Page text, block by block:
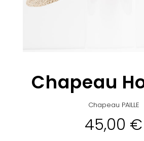
Chapeau
Chapeau PAILLE
45,00 €